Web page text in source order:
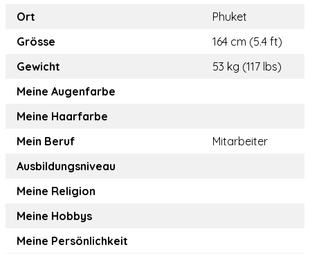
Ort
Phuket
Grösse
164 cm (5.4 ft)
Gewicht
53 kg (117 lbs)
Meine Augenfarbe
Meine Haarfarbe
Mein Beruf
Mitarbeiter
Ausbildungsniveau
Meine Religion
Meine Hobbys
Meine Persönlichkeit